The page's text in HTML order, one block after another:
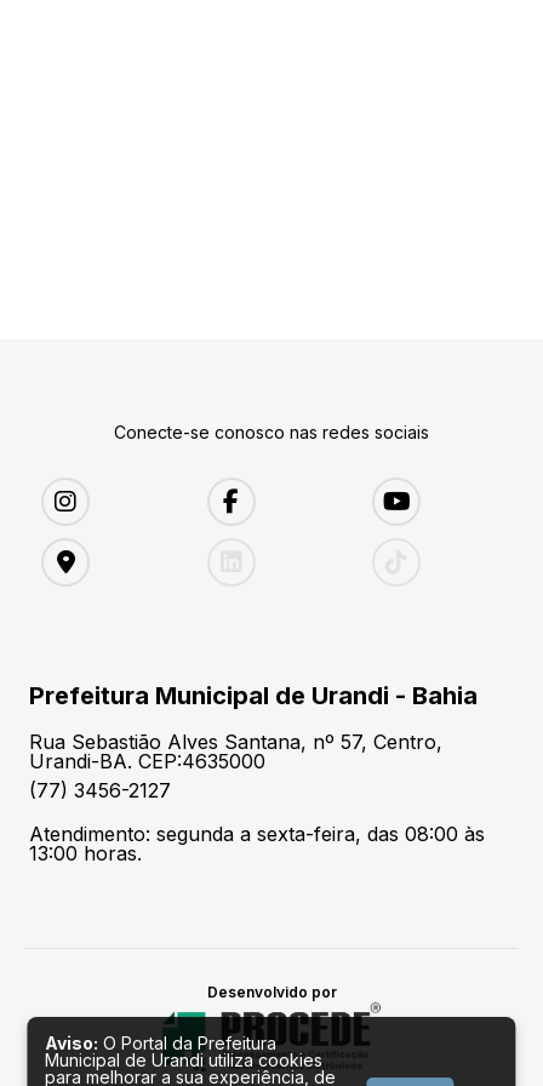
Conecte-se conosco nas redes sociais
Prefeitura Municipal de Urandi - Bahia
Rua Sebastião Alves Santana, nº 57, Centro,
Urandi-BA. CEP:4635000
(77) 3456-2127
Atendimento: segunda a sexta-feira, das 08:00 às
13:00 horas.
Desenvolvido por
Aviso: O Portal da Prefeitura
Municipal de Urandi utiliza cookies
para melhorar a sua experiência, de